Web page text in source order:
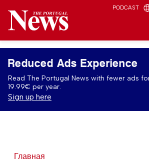
PODCAST
Reduced Ads Experience
Read The Portugal News with fewer ads
19.99€ per year.
Sign up here
Главная